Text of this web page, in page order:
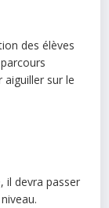
des élèves
aiguiller sur le
il devra passer